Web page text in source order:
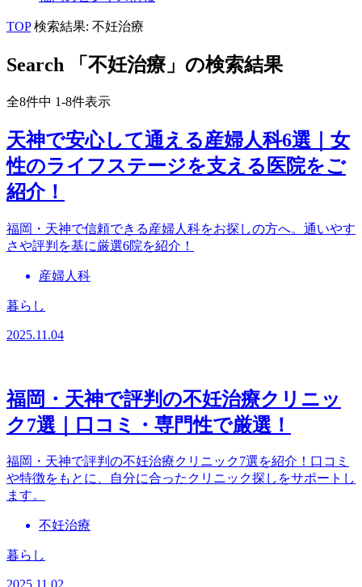
TOP 検索結果: 不妊治療
Search 「不妊治療」の検索結果
全8件中 1-8件表示
天神で安心して通える産婦人科6選｜女
性のライフステージを支える医院をご
紹介！
福岡・天神で信頼できる産婦人科をお探しの方へ。通いやす
さや評判を基に厳選6院を紹介！
産婦人科
暮らし
2025.11.04
福岡・天神で評判の不妊治療クリニッ
ク7選｜口コミ・専門性で厳選！
福岡・天神で評判の不妊治療クリニック7選を紹介！口コミ
や特徴をもとに、自分に合ったクリニック探しをサポートし
ます。
不妊治療
暮らし